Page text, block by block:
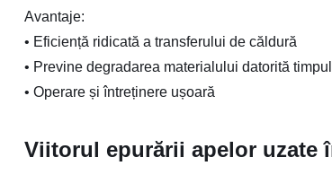
Avantaje:
• Eficiență ridicată a transferului de căldură
• Previne degradarea materialului datorită
• Operare și întreținere ușoară
Viitorul epurării apelor uzate